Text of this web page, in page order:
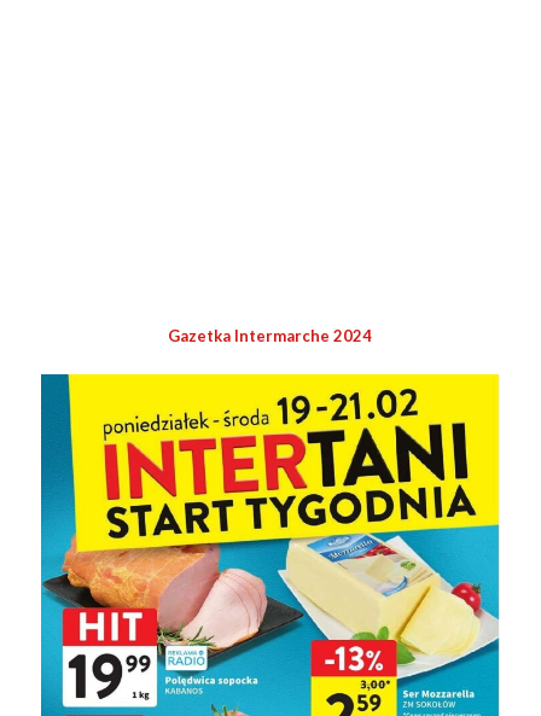
Gazetka Intermarche 2024